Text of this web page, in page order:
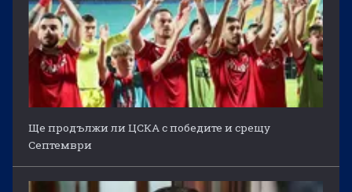
Ще продължи ли ЦСКА с победите и срещу
Септември